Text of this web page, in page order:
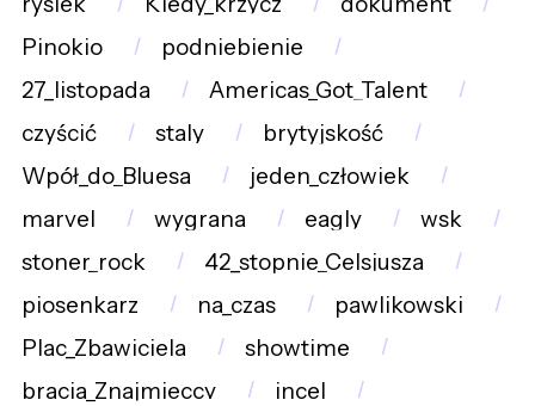
Pinokio
podniebienie
27_listopada
Americas_Got_Talent
czyścić
staly
brytyjskość
Wpół_do_Bluesa
jeden_człowiek
marvel
wygrana eagly
wsk
stoner_rock
42_stopnie_Celsjusza
piosenkarz
na_czas
pawlikowski
Plac_Zbawiciela
showtime
bracia_Znajmieccy
incel